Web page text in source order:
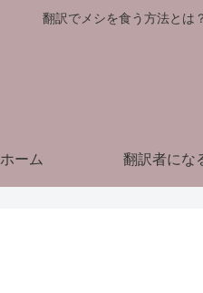
翻訳でメシを食う方法とは
ホーム 翻訳者にな